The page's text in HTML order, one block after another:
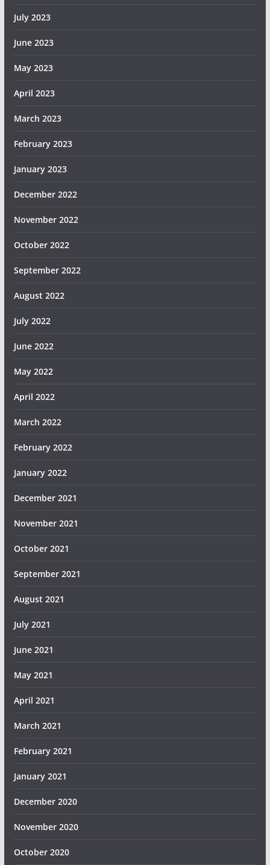
July 2023
June 2023
May 2023
April 2023
March 2023
February 2023
January 2023
December 2022
November 2022
October 2022
September 2022
August 2022
July 2022
June 2022
May 2022
April 2022
March 2022
February 2022
January 2022
December 2021
November 2021
October 2021
September 2021
August 2021
July 2021
June 2021
May 2021
April 2021
March 2021
February 2021
January 2021
December 2020
November 2020
October 2020